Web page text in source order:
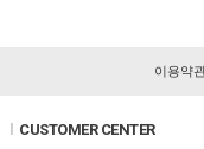
이용약
CUSTOMER CENTER